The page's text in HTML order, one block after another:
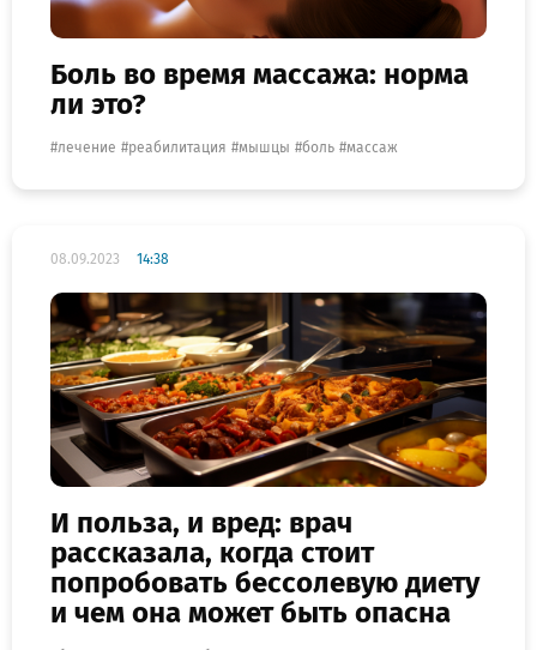
Боль во время массажа: норма
ли это?
лечение реабилитация мышцы боль массаж
08.09.2023 14:38
И польза, и вред: врач
рассказала, когда стоит
попробовать бессолевую диету
и чем она может быть опасна